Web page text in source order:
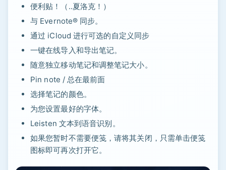
便利贴！（..夏洛克！）
与 Evernote® 同步。
通过 iCloud 进行可选的自定义同步
一键在线导入和导出笔记。
随意独立移动笔记​​和调整笔记大小。
Pin note / 总在最前面
选择笔记的颜色。
为您设置最好的字体。
Leisten 文本到语音识别。
如果您暂时不需要便笺，请将其关闭，只需单击便笺
图标即可再次打开它。